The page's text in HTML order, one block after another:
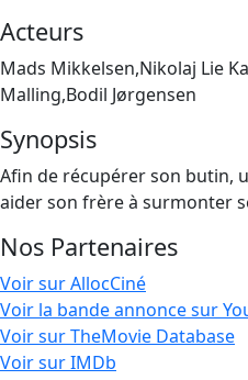
Acteurs
Mads Mikkelsen,Nikolaj Lie
Malling,Bodil Jørgensen
Synopsis
Afin de récupérer son butin,
aider son frère à surmonter
Nos Partenaires
Voir sur AllocCiné
Voir la bande annonce sur
Voir sur TheMovie Database
Voir sur IMDb